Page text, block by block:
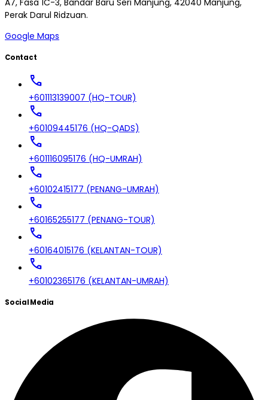
Perak Darul Ridzuan.
Google Maps
Contact
call
+601113139007 (HQ-TOUR)
call
+60109445176 (HQ-QADS)
call
+601116095176 (HQ-UMRAH)
call
+60102415177 (PENANG-UMRAH)
call
+60165255177 (PENANG-TOUR)
call
+60164015176 (KELANTAN-TOUR)
call
+60102365176 (KELANTAN-UMRAH)
Social Media